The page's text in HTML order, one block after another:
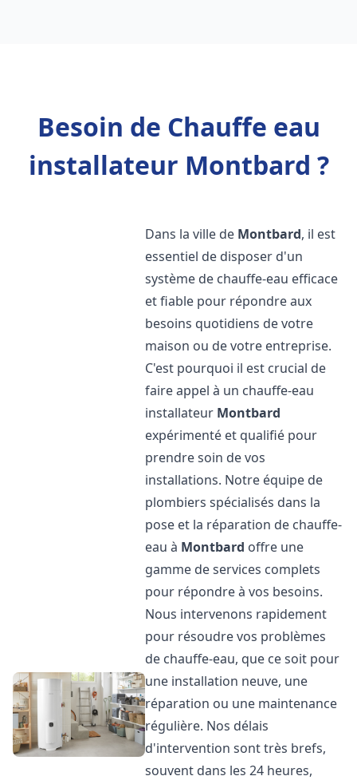
Besoin de Chauffe eau
installateur Montbard ?
Dans la ville de Montbard, il est
essentiel de disposer d'un
système de chauffe-eau efficace
et fiable pour répondre aux
besoins quotidiens de votre
maison ou de votre entreprise.
C'est pourquoi il est crucial de
faire appel à un chauffe-eau
installateur Montbard
expérimenté et qualifié pour
prendre soin de vos
installations. Notre équipe de
plombiers spécialisés dans la
pose et la réparation de chauffe-
eau à Montbard offre une
gamme de services complets
pour répondre à vos besoins.
Nous intervenons rapidement
pour résoudre vos problèmes
de chauffe-eau, que ce soit pour
une installation neuve, une
réparation ou une maintenance
régulière. Nos délais
d'intervention sont très brefs,
souvent dans les 24 heures,